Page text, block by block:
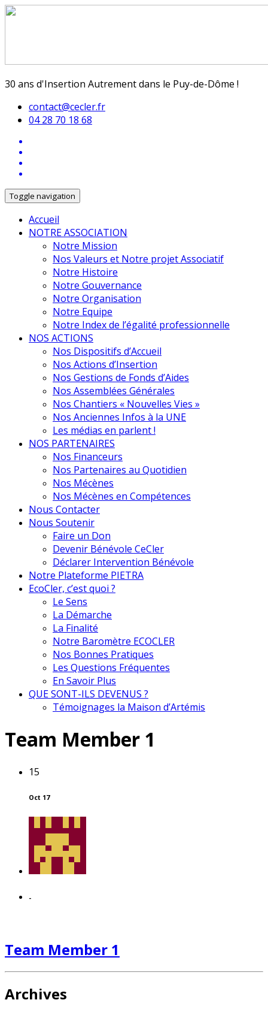
30 ans d'Insertion Autrement dans le Puy-de-Dôme !
contact@cecler.fr
04 28 70 18 68
Toggle navigation
Accueil
NOTRE ASSOCIATION
Notre Mission
Nos Valeurs et Notre projet Associatif
Notre Histoire
Notre Gouvernance
Notre Organisation
Notre Equipe
Notre Index de l’égalité professionnelle
NOS ACTIONS
Nos Dispositifs d’Accueil
Nos Actions d’Insertion
Nos Gestions de Fonds d’Aides
Nos Assemblées Générales
Nos Chantiers « Nouvelles Vies »
Nos Anciennes Infos à la UNE
Les médias en parlent !
NOS PARTENAIRES
Nos Financeurs
Nos Partenaires au Quotidien
Nos Mécènes
Nos Mécènes en Compétences
Nous Contacter
Nous Soutenir
Faire un Don
Devenir Bénévole CeCler
Déclarer Intervention Bénévole
Notre Plateforme PIETRA
EcoCler, c’est quoi ?
Le Sens
La Démarche
La Finalité
Notre Baromètre ECOCLER
Nos Bonnes Pratiques
Les Questions Fréquentes
En Savoir Plus
QUE SONT-ILS DEVENUS ?
Témoignages la Maison d’Artémis
Team Member 1
15
Oct 17
-
Team Member 1
Archives